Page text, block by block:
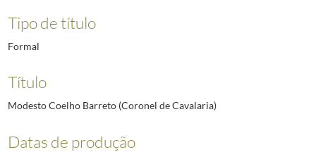
Tipo de título
Formal
Título
Modesto Coelho Barreto (Coronel de Cavalaria)
Datas de produção